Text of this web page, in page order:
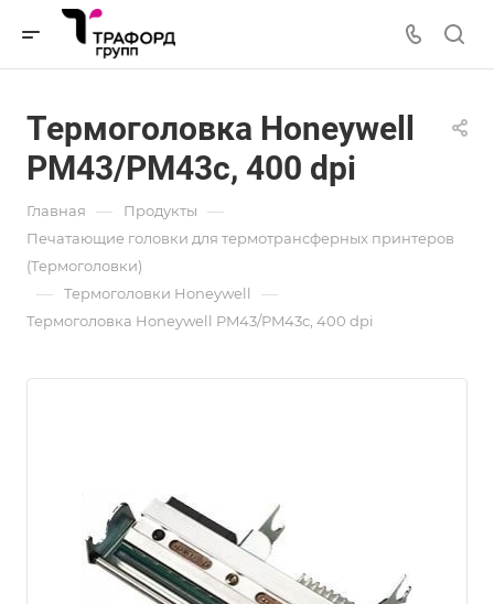
Термоголовка Honeywell
PM43/PM43c, 400 dpi
Главная — Продукты —
Печатающие головки для термотрансферных принтеров
(Термоголовки)
— Термоголовки Honeywell —
Термоголовка Honeywell PM43/PM43c, 400 dpi